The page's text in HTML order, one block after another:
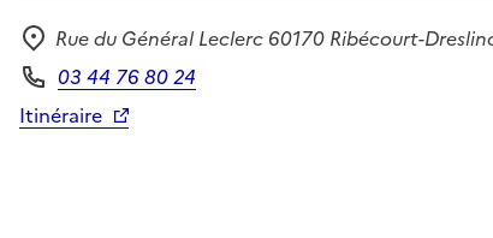
Adresse
Rue du Général Leclerc 60170 Ribécourt-
Téléphone
03 44 76 80 24
Itinéraire